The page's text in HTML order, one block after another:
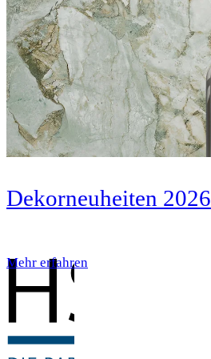
Dekorneuheiten 2026
Mehr erfahren